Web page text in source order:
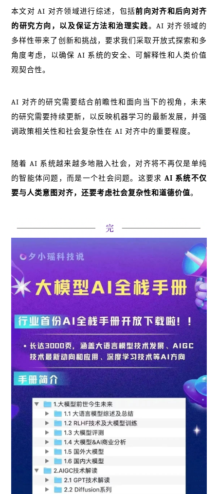
本文对 AI 对齐领域进行综述，包括前向对齐和后向对齐
的研究方向，以及保证方法和治理实践。AI 对齐领域的
多样性带来了创新和挑战，要求我们采取开放式探索和多
角度考虑，以确保 AI 系统的安全、可解释性和人类价值
观契合性。
AI 对齐的研究需要结合前瞻性和面向当下的视角，未来
的研究需要持续更新，以反映机器学习的最新发展，并强
调政策相关性和社会复杂性在 AI 对齐中的重要程度。
随着 AI 系统越来越多地融入社会，对齐将不再仅是单纯
的智能体问题，而是一个社会问题。这要求 AI 系统不仅
要与人类意图对齐，还要考虑社会复杂性和道德价值。